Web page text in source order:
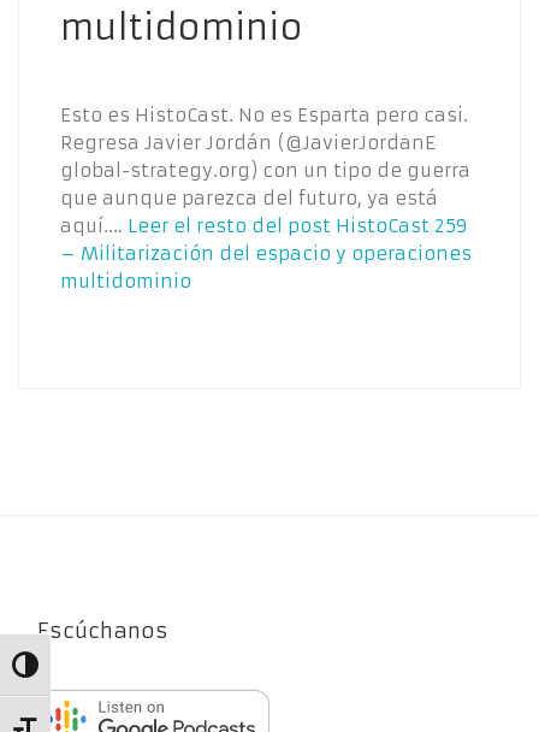
Alternar alto contraste
multidominio
Esto es HistoCast. No es Esparta pero casi.
Regresa Javier Jordán (@JavierJordanE
global-strategy.org) con un tipo de guerra
que aunque parezca del futuro, ya está
aquí.… Leer el resto del post HistoCast 259
– Militarización del espacio y operaciones
multidominio
Escúchanos